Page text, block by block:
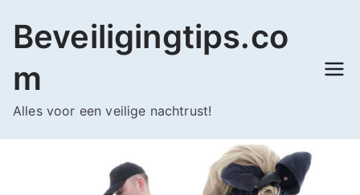
naar
inhoud
Beveiligingtips.co
m
Alles voor een veilige nachtrust!